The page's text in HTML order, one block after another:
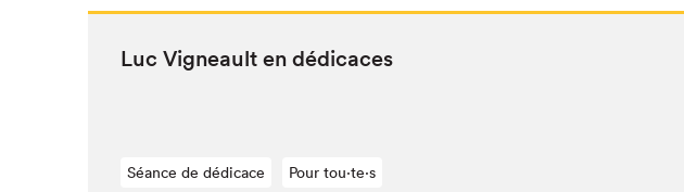
Luc Vigneault en dédicaces
Séance de dédicace Pour tou⋅te⋅s